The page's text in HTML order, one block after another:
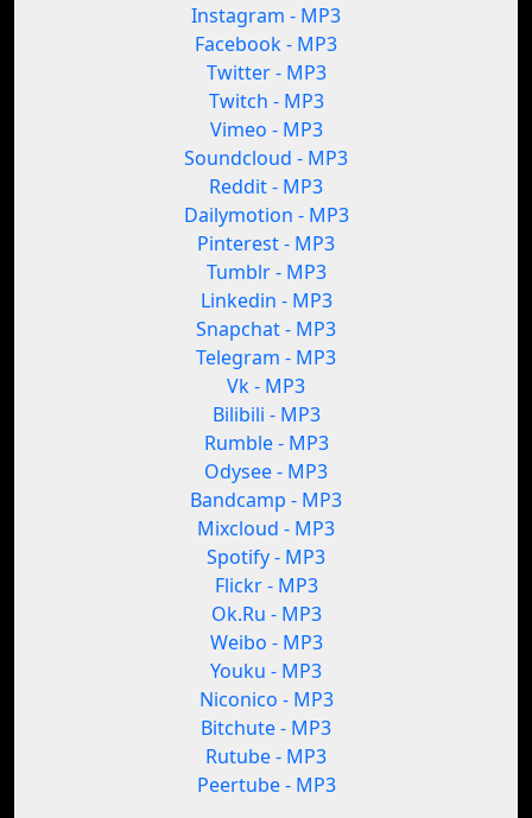
Instagram - MP3
Facebook - MP3
Twitter - MP3
Twitch - MP3
Vimeo - MP3
Soundcloud - MP3
Reddit - MP3
Dailymotion - MP3
Pinterest - MP3
Tumblr - MP3
Linkedin - MP3
Snapchat - MP3
Telegram - MP3
Vk - MP3
Bilibili - MP3
Rumble - MP3
Odysee - MP3
Bandcamp - MP3
Mixcloud - MP3
Spotify - MP3
Flickr - MP3
Ok.Ru - MP3
Weibo - MP3
Youku - MP3
Niconico - MP3
Bitchute - MP3
Rutube - MP3
Peertube - MP3